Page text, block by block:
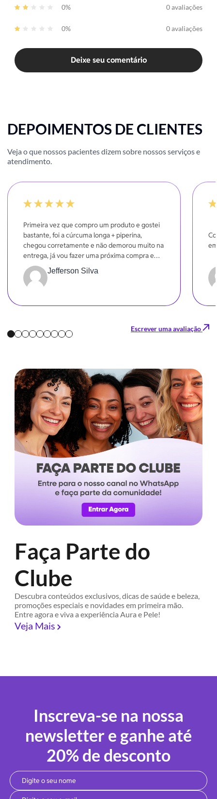
0% 0 avaliações
0% 0 avaliações
Deixe seu comentário
DEPOIMENTOS DE CLIENTES
Veja o que nossos pacientes dizem sobre nossos serviços e
atendimento.
Primeira vez que compro um produto e gostei
bastante, foi a cúrcuma longa + piperina,
chegou corretamente e não demorou muito na
entrega, já vou fazer uma próxima compra em
breve.
Jefferson Silva
Escrever uma avaliação
Faça Parte do
Clube
Descubra conteúdos exclusivos, dicas de saúde e beleza,
promoções especiais e novidades em primeira mão.
Entre agora e viva a experiência Aura e Pele!
Veja Mais
Inscreva-se na nossa
newsletter e ganhe até
20% de desconto